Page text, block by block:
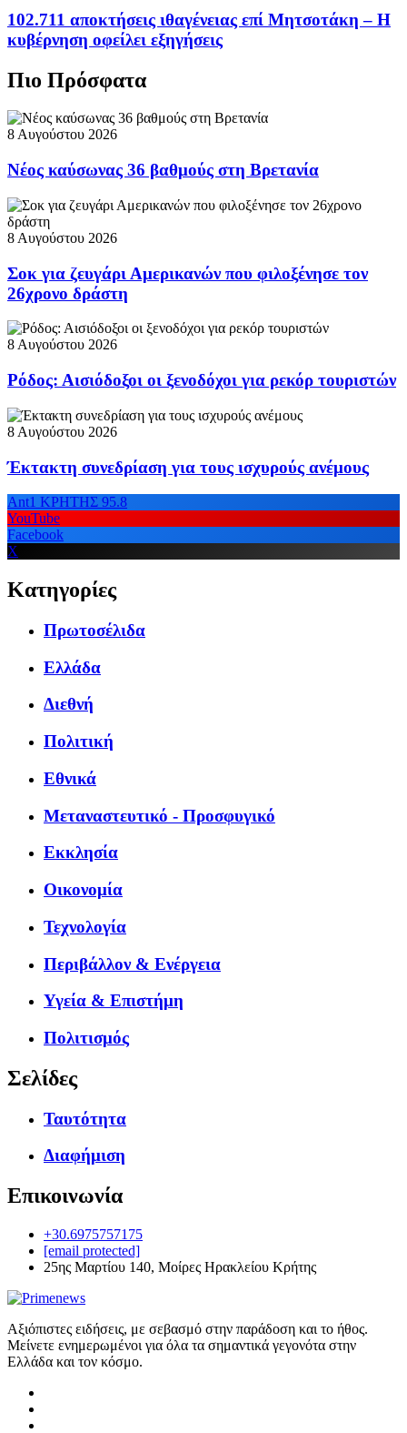
102.711 αποκτήσεις ιθαγένειας επί Μητσοτάκη – Η
κυβέρνηση οφείλει εξηγήσεις
Πιο Πρόσφατα
8 Αυγούστου 2026
Νέος καύσωνας 36 βαθμούς στη Βρετανία
8 Αυγούστου 2026
Σοκ για ζευγάρι Αμερικανών που φιλοξένησε τον
26χρονο δράστη
8 Αυγούστου 2026
Ρόδος: Αισιόδοξοι οι ξενοδόχοι για ρεκόρ τουριστών
8 Αυγούστου 2026
Έκτακτη συνεδρίαση για τους ισχυρούς ανέμους
Ant1 ΚΡΗΤΗΣ 95.8
YouTube
Facebook
X
Κατηγορίες
Πρωτοσέλιδα
Ελλάδα
Διεθνή
Πολιτική
Εθνικά
Μεταναστευτικό - Προσφυγικό
Εκκλησία
Οικονομία
Τεχνολογία
Περιβάλλον & Ενέργεια
Υγεία & Επιστήμη
Πολιτισμός
Σελίδες
Ταυτότητα
Διαφήμιση
Επικοινωνία
+30.6975757175
[email protected]
25ης Μαρτίου 140, Μοίρες Ηρακλείου Κρήτης
Αξιόπιστες ειδήσεις, με σεβασμό στην παράδοση και το ήθος.
Μείνετε ενημερωμένοι για όλα τα σημαντικά γεγονότα στην
Ελλάδα και τον κόσμο.